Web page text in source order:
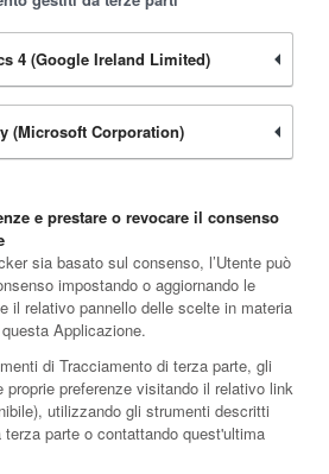
4 (Google Ireland Limited)
(Microsoft Corporation)
e prestare o revocare il consenso
sia basato sul consenso, l’Utente può
impostando o aggiornando le
il relativo pannello delle scelte in materia
Applicazione.
di Tracciamento di terza parte, gli
proprie preferenze visitando il relativo link
utilizzando gli strumenti descritti
parte o contattando quest'ultima